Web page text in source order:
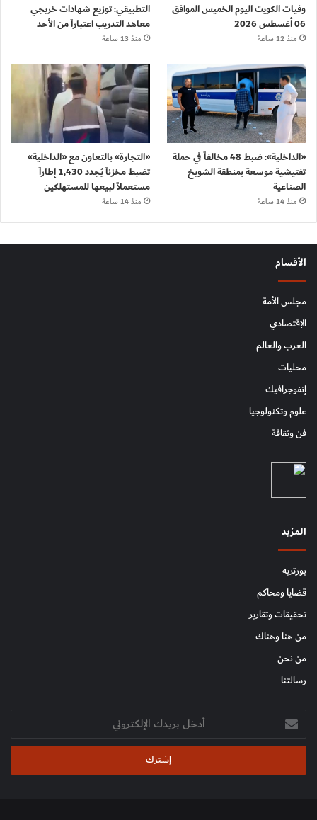
وفيات الكويت اليوم الخميس الموافق
06 أغسطس 2026
منذ 12 ساعة
التطبيقي: توزيع شهادات خريجي
معاهد التدريب اعتباراً من الأحد
منذ 13 ساعة
«الداخلية»: ضبط 48 مخالفاً في حملة
تفتيشية موسعة بمنطقة الشويخ
الصناعية
منذ 14 ساعة
«التجارة» بالتعاون مع «الداخلية»
تضبط مخزناً يُجدد 1,430 إطاراً
مستعملاً لبيعها للمستهلكين
منذ 14 ساعة
الأقسام
مجلس الأمة
الإقتصادي
العرب والعالم
محليات
إنفوجرافيك
علوم وتكنولوجيا
فن وثقافة
المزيد
بورتريه
قضايا ومحاكم
تحقيقات وتقارير
من هنا وهناك
من نحن
رسالتنا
أدخل
بريدك
الإلكتروني